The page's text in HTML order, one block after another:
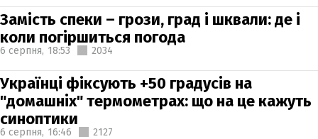
Замість спеки – грози, град і шквали: де і
коли погіршиться погода
6 серпня, 18:53 2034
Українці фіксують +50 градусів на
"домашніх" термометрах: що на це кажуть
синоптики
6 серпня, 16:46 2127